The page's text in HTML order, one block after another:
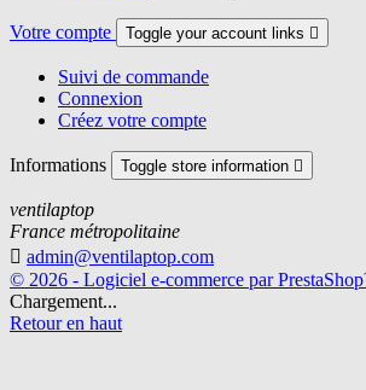
Votre compte Toggle your account links 
Suivi de commande
Connexion
Créez votre compte
Informations Toggle store information 
ventilaptop
France métropolitaine
 admin@ventilaptop.com
© 2026 - Logiciel e-commerce par
Chargement...
Retour en haut